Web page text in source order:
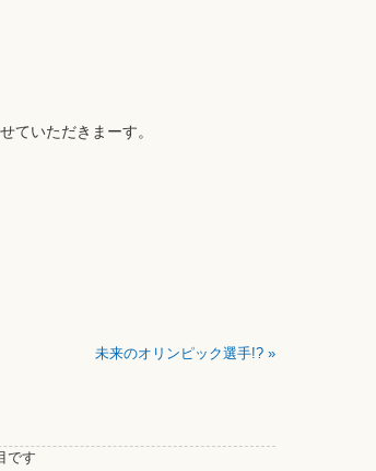
ていただきまーす。
未来のオリンピック選手!? »
です